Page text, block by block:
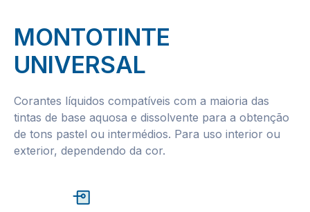
MONTOTINTE
UNIVERSAL
Corantes líquidos compatíveis com a maioria das
tintas de base aquosa e dissolvente para a obtenção
de tons pastel ou intermédios. Para uso interior ou
exterior, dependendo da cor.